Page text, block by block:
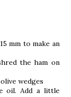
mm to make an
the ham on
wedges
oil. Add a little